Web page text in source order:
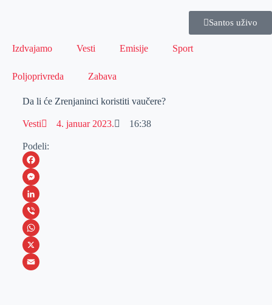
Santos uživo
Izdvajamo Vesti Emisije Sport
Poljoprivreda Zabava
Da li će Zrenjaninci koristiti vaučere?
Vesti 4. januar 2023. 16:38
Podeli:
F
a
c
e
b
o
M
e
s
s
e
L
i
n
k
V
i
b
W
h
X